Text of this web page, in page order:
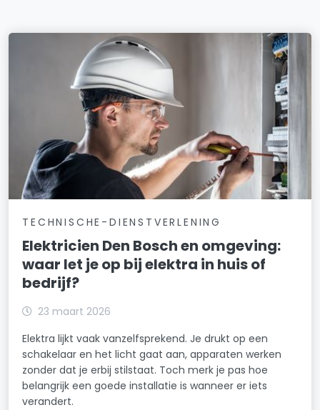
TECHNISCHE-DIENSTVERLENING
Elektricien Den Bosch en omgeving:
waar let je op bij elektra in huis of
bedrijf?
23 maart 2026
Elektra lijkt vaak vanzelfsprekend. Je drukt op een
schakelaar en het licht gaat aan, apparaten werken
zonder dat je erbij stilstaat. Toch merk je pas hoe
belangrijk een goede installatie is wanneer er iets
verandert.